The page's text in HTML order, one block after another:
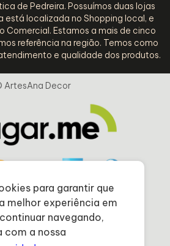
para garantir que
melhor experiência em
navegando,
com a nossa
de Pedreira. Possuímos duas lojas
está localizada no Shopping local, e
Comercial. Estamos a mais de cinco
referência na região. Temos como
e qualidade dos produtos.
ArtesAna Decor